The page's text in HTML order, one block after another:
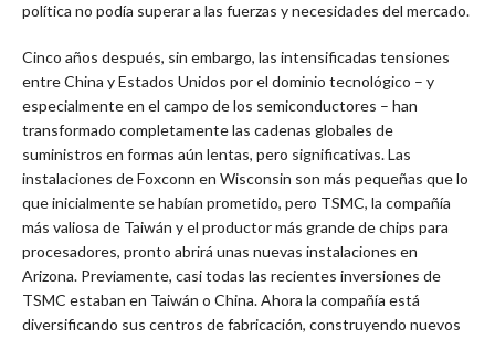
política no podía superar a las fuerzas y necesidades del mercado.
Cinco años después, sin embargo, las intensificadas tensiones
entre China y Estados Unidos por el dominio tecnológico – y
especialmente en el campo de los semiconductores – han
transformado completamente las cadenas globales de
suministros en formas aún lentas, pero significativas. Las
instalaciones de Foxconn en Wisconsin son más pequeñas que lo
que inicialmente se habían prometido, pero TSMC, la compañía
más valiosa de Taiwán y el productor más grande de chips para
procesadores, pronto abrirá unas nuevas instalaciones en
Arizona. Previamente, casi todas las recientes inversiones de
TSMC estaban en Taiwán o China. Ahora la compañía está
diversificando sus centros de fabricación, construyendo nuevos